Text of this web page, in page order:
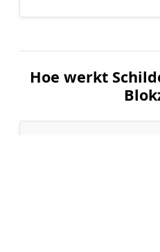
Hoe werkt